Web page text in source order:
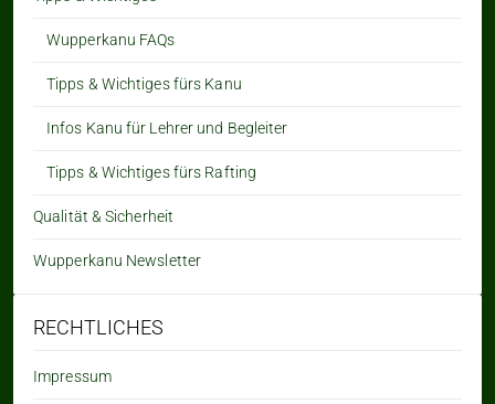
Wupperkanu FAQs
Tipps & Wichtiges fürs Kanu
Infos Kanu für Lehrer und Begleiter
Tipps & Wichtiges fürs Rafting
Qualität & Sicherheit
Wupperkanu Newsletter
RECHTLICHES
Impressum